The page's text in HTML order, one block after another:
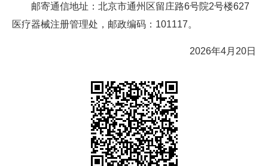
邮寄通信地址：北京市通州区留庄路6号院2号楼627
医疗器械注册管理处，邮政编码：101117。
2026年4月20日